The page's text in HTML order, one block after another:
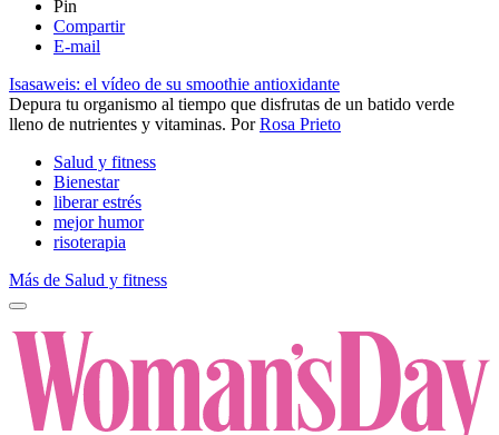
Pin
Compartir
E-mail
Isasaweis: el vídeo de su smoothie antioxidante
Depura tu organismo al tiempo que disfrutas de un batido verde
lleno de nutrientes y vitaminas. PorRosa Prieto
Salud y fitness
Bienestar
liberar estrés
mejor humor
risoterapia
Más de Salud y fitness